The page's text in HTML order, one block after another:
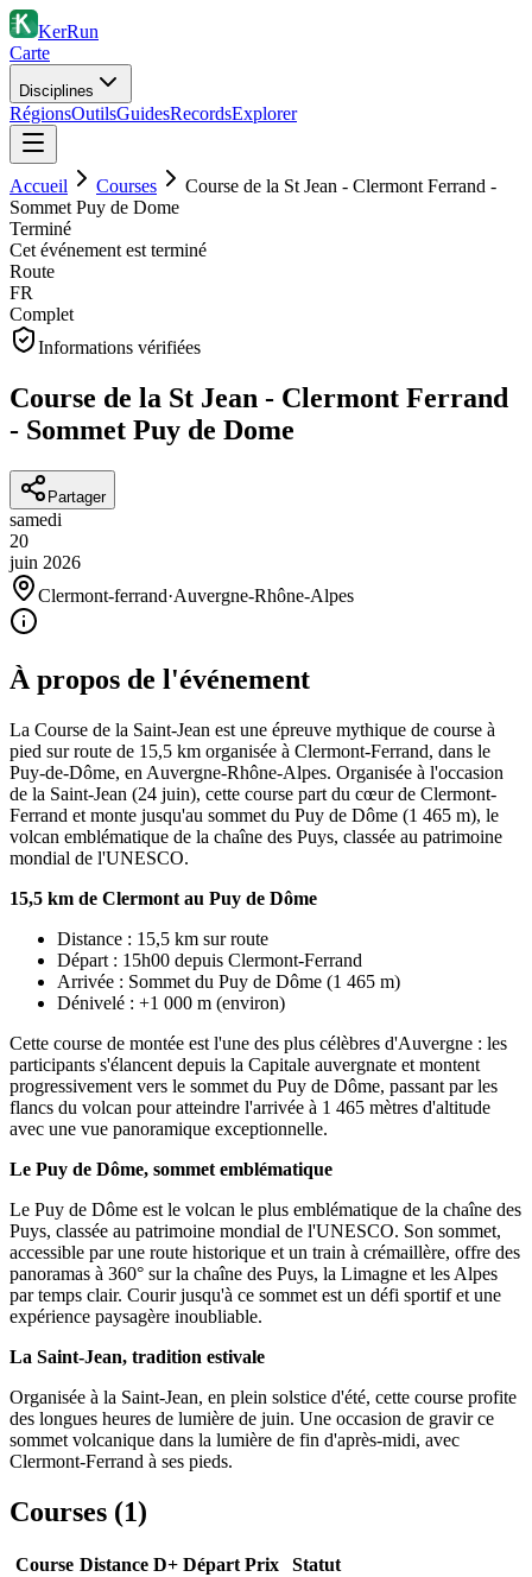
KerRun
Carte
Disciplines
RégionsOutilsGuidesRecordsExplorer
Accueil Courses
Course de la St Jean - Clermont Ferrand -
Sommet Puy de Dome
Terminé
Cet événement est terminé
Route
FR
Complet
Informations vérifiées
Course de la St Jean - Clermont Ferrand
- Sommet Puy de Dome
Partager
samedi
20
juin 2026
Clermont-ferrand·Auvergne-Rhône-Alpes
À propos de l'événement
La Course de la Saint-Jean est une épreuve mythique de course à
pied sur route de 15,5 km organisée à Clermont-Ferrand, dans le
Puy-de-Dôme, en Auvergne-Rhône-Alpes. Organisée à l'occasion
de la Saint-Jean (24 juin), cette course part du cœur de Clermont-
Ferrand et monte jusqu'au sommet du Puy de Dôme (1 465 m), le
volcan emblématique de la chaîne des Puys, classée au patrimoine
mondial de l'UNESCO.
15,5 km de Clermont au Puy de Dôme
Distance : 15,5 km sur route
Départ : 15h00 depuis Clermont-Ferrand
Arrivée : Sommet du Puy de Dôme (1 465 m)
Dénivelé : +1 000 m (environ)
Cette course de montée est l'une des plus célèbres d'Auvergne : les
participants s'élancent depuis la Capitale auvergnate et montent
progressivement vers le sommet du Puy de Dôme, passant par les
flancs du volcan pour atteindre l'arrivée à 1 465 mètres d'altitude
avec une vue panoramique exceptionnelle.
Le Puy de Dôme, sommet emblématique
Le Puy de Dôme est le volcan le plus emblématique de la chaîne des
Puys, classée au patrimoine mondial de l'UNESCO. Son sommet,
accessible par une route historique et un train à crémaillère, offre des
panoramas à 360° sur la chaîne des Puys, la Limagne et les Alpes
par temps clair. Courir jusqu'à ce sommet est un défi sportif et une
expérience paysagère inoubliable.
La Saint-Jean, tradition estivale
Organisée à la Saint-Jean, en plein solstice d'été, cette course profite
des longues heures de lumière de juin. Une occasion de gravir ce
sommet volcanique dans la lumière de fin d'après-midi, avec
Clermont-Ferrand à ses pieds.
Courses (1)
Course Distance D+ Départ Prix
Statut